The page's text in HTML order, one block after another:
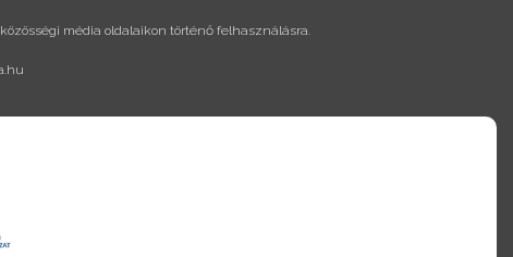
média oldalaikon történő felhasználásra.